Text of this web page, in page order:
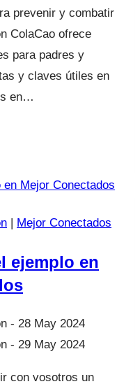
prevenir y combatir
ColaCao ofrece
para padres y
y claves útiles en
en…
Mejor Conectados
ejemplo en
28 May 2024
29 May 2024
con vosotros un